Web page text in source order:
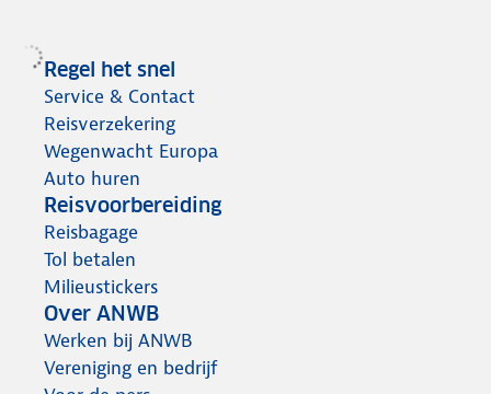
Regel het snel
Service & Contact
Reisverzekering
Wegenwacht Europa
Auto huren
Reisvoorbereiding
Reisbagage
Tol betalen
Milieustickers
Over ANWB
Werken bij ANWB
Vereniging en bedrijf